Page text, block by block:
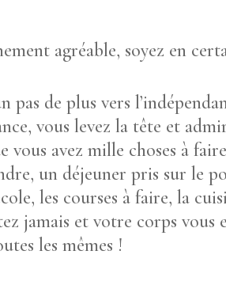
agréable, soyez en
de plus vers
vous levez la tête et
vous avez mille choses à
un déjeuner pris sur le
les courses à faire, la
jamais et votre corps vous
les mêmes !